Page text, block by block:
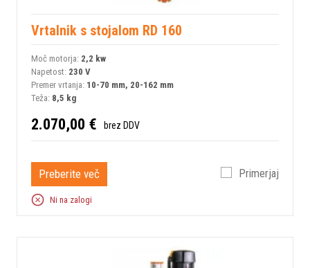
Vrtalnik s stojalom RD 160
Moč motorja: 2,2 kw
Napetost: 230 V
Premer vrtanja: 10-70 mm, 20-162 mm
Teža: 8,5 kg
2.070,00 € brez DDV
Preberite več Primerjaj
Ni na zalogi